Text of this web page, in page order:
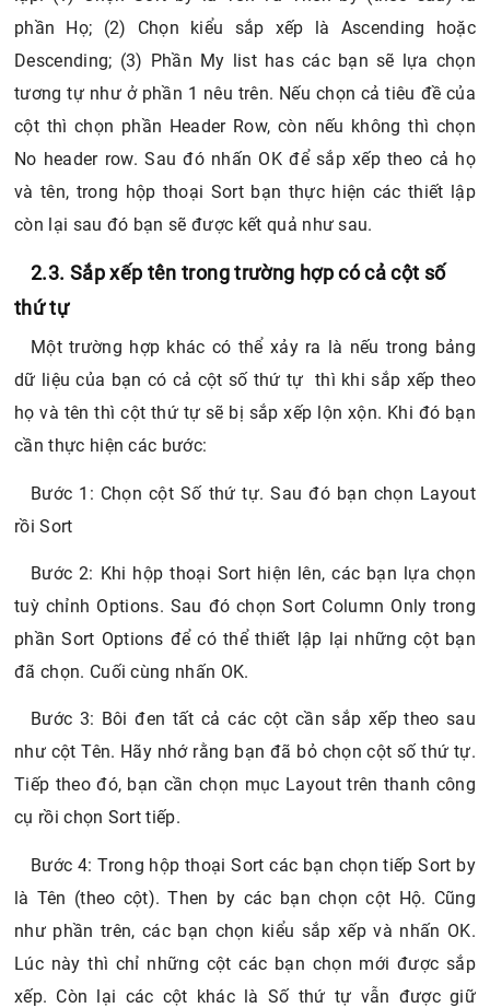
phần Họ; (2) Chọn kiểu sắp xếp là Ascending hoặc
Descending; (3) Phần My list has các bạn sẽ lựa chọn
tương tự như ở phần 1 nêu trên. Nếu chọn cả tiêu đề của
cột thì chọn phần Header Row, còn nếu không thì chọn
No header row. Sau đó nhấn OK để sắp xếp theo cả họ
và tên, trong hộp thoại Sort bạn thực hiện các thiết lập
còn lại sau đó bạn sẽ được kết quả như sau.
2.3. Sắp xếp tên trong trường hợp có cả cột số
thứ tự
Một trường hợp khác có thể xảy ra là nếu trong bảng
dữ liệu của bạn có cả cột số thứ tự thì khi sắp xếp theo
họ và tên thì cột thứ tự sẽ bị sắp xếp lộn xộn. Khi đó bạn
cần thực hiện các bước:
Bước 1: Chọn cột Số thứ tự. Sau đó bạn chọn Layout
rồi Sort
Bước 2: Khi hộp thoại Sort hiện lên, các bạn lựa chọn
tuỳ chỉnh Options. Sau đó chọn Sort Column Only trong
phần Sort Options để có thể thiết lập lại những cột bạn
đã chọn. Cuối cùng nhấn OK.
Bước 3: Bôi đen tất cả các cột cần sắp xếp theo sau
như cột Tên. Hãy nhớ rằng bạn đã bỏ chọn cột số thứ tự.
Tiếp theo đó, bạn cần chọn mục Layout trên thanh công
cụ rồi chọn Sort tiếp.
Bước 4: Trong hộp thoại Sort các bạn chọn tiếp Sort by
là Tên (theo cột). Then by các bạn chọn cột Hộ. Cũng
như phần trên, các bạn chọn kiểu sắp xếp và nhấn OK.
Lúc này thì chỉ những cột các bạn chọn mới được sắp
xếp. Còn lại các cột khác là Số thứ tự vẫn được giữ